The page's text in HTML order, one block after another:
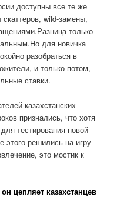
доступны все те же
wild-замены,
только
для новичка
разобраться в
и только потом,
ставки.
казахстанских
признались, что хотя
тестирования новой
этого решились на игру
это мостик к
цепляет казахстанцев